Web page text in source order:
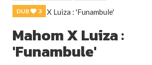
DUB 3
Mahom X Luiza :
'Funambule'